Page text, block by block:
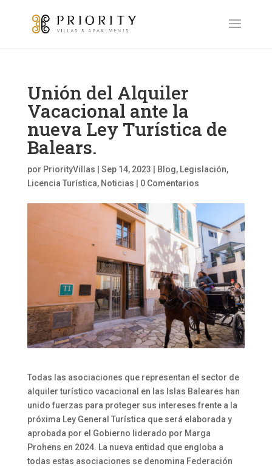
Unión del Alquiler
Vacacional ante la
nueva Ley Turística de
Balears.
por PriorityVillas Sep 14, 2023 Blog, Legislación,
Licencia Turística, Noticias 0 Comentarios
Todas las asociaciones que representan el sector de
alquiler turístico vacacional en las Islas Baleares han
unido fuerzas para proteger sus intereses frente a la
próxima Ley General Turística que será elaborada y
aprobada por el Gobierno liderado por Marga
Prohens en 2024. La nueva entidad que engloba a
todas estas asociaciones se denomina Federación